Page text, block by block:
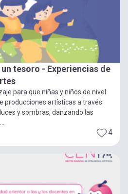
tesoro - Experiencias de
para que niñas y niños de nivel
producciones artísticas a través
y sombras, danzando las
4